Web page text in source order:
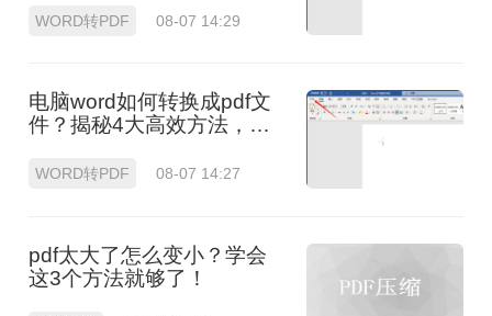
WORD转PDF 08-07 14:29
电脑word如何转换成pdf文
件？揭秘4大高效方法，轻
WORD转PDF 08-07 14:27
pdf太大了怎么变小？学会
这3个方法就够了！